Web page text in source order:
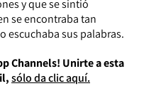
y que se sintió
se encontraba tan
escuchaba sus palabras.
Channels! Unirte a esta
sólo da clic aquí.